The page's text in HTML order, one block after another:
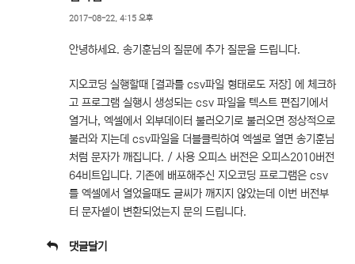
2017-08-22, 4:15 오후
안녕하세요. 송기훈님의 질문에 추가 질문을 드립니다.
지오코딩 실행할때 [결과를 csv파일 형태로도 저장] 에 체크하
고 프로그램 실행시 생성되는 csv 파일을 텍스트 편집기에서
열거나, 엑셀에서 외부데이터 불러오기로 불러오면 정상적으로
불러와 지는데 csv파일을 더블클릭하여 엑셀로 열면 송기훈님
처럼 문자가 깨집니다. / 사용 오피스 버전은 오피스2010버전
64비트입니다. 기존에 배포해주신 지오코딩 프로그램은 csv
를 엑셀에서 열었을때도 글씨가 깨지지 않았는데 이번 버전부
터 문자셑이 변환되었는지 문의 드립니다.
댓글달기